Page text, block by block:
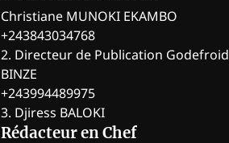
Christiane MUNOKI EKAMBO
+243843034768
2. Directeur de Publication Godefroid
BINZE
+243994489975
3. Djiress BALOKI
Rédacteur en Chef